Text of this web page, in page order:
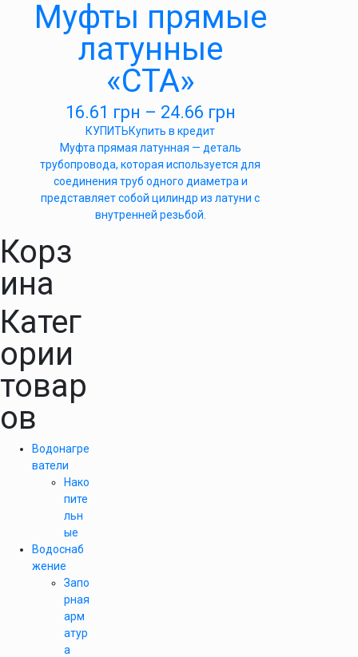
Муфты прямые
латунные
«СТА»
16.61 грн – 24.66 грн
КУПИТЬКупить в кредит
Муфта прямая латунная — деталь
трубопровода, которая используется для
соединения труб одного диаметра и
представляет собой цилиндр из латуни с
внутренней резьбой.
Корз
ина
Катег
ории
товар
ов
Водонагре
ватели
Нако
пите
льн
ые
Водоснаб
жение
Запо
рная
арм
атур
а